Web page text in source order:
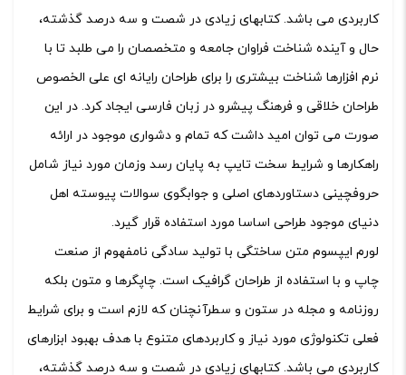
کاربردی می باشد. کتابهای زیادی در شصت و سه درصد گذشته،
حال و آینده شناخت فراوان جامعه و متخصصان را می طلبد تا با
نرم افزارها شناخت بیشتری را برای طراحان رایانه ای علی الخصوص
طراحان خلاقی و فرهنگ پیشرو در زبان فارسی ایجاد کرد. در این
صورت می توان امید داشت که تمام و دشواری موجود در ارائه
راهکارها و شرایط سخت تایپ به پایان رسد وزمان مورد نیاز شامل
حروفچینی دستاوردهای اصلی و جوابگوی سوالات پیوسته اهل
دنیای موجود طراحی اساسا مورد استفاده قرار گیرد.
لورم ایپسوم متن ساختگی با تولید سادگی نامفهوم از صنعت
چاپ و با استفاده از طراحان گرافیک است. چاپگرها و متون بلکه
روزنامه و مجله در ستون و سطرآنچنان که لازم است و برای شرایط
فعلی تکنولوژی مورد نیاز و کاربردهای متنوع با هدف بهبود ابزارهای
کاربردی می باشد. کتابهای زیادی در شصت و سه درصد گذشته،